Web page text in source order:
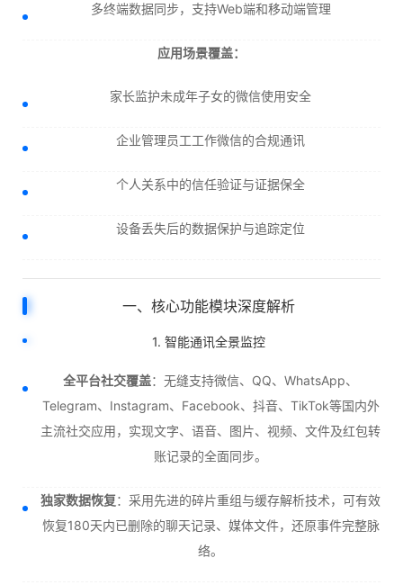
多终端数据同步，支持Web端和移动端管理
应用场景覆盖：
家长监护未成年子女的微信使用安全
企业管理员工工作微信的合规通讯
个人关系中的信任验证与证据保全
设备丢失后的数据保护与追踪定位
一、核心功能模块深度解析
1. 智能通讯全景监控
全平台社交覆盖：无缝支持微信、QQ、WhatsApp、
Telegram、Instagram、Facebook、抖音、TikTok等国内外
主流社交应用，实现文字、语音、图片、视频、文件及红包转
账记录的全面同步。
独家数据恢复：采用先进的碎片重组与缓存解析技术，可有效
恢复180天内已删除的聊天记录、媒体文件，还原事件完整脉
络。